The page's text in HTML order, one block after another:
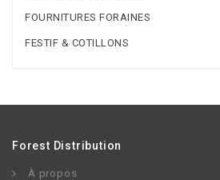
FOURNITURES FORAINES
FESTIF & COTILLONS
Forest Distribution
À propos